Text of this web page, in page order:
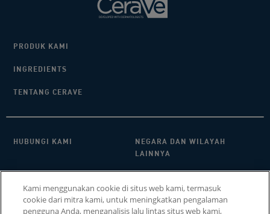
PRODUK KAMI
INGREDIENTS
TENTANG CERAVE
HUBUNGI KAMI​
NEGARA DAN WILAYAH
LAINNYA
PENGATURAN COOKIE COOKIE POLICY
Kami menggunakan cookie di situs web kami, termasuk
cookie dari mitra kami, untuk meningkatkan pengalaman
pengguna Anda, menganalisis lalu lintas situs web kami,